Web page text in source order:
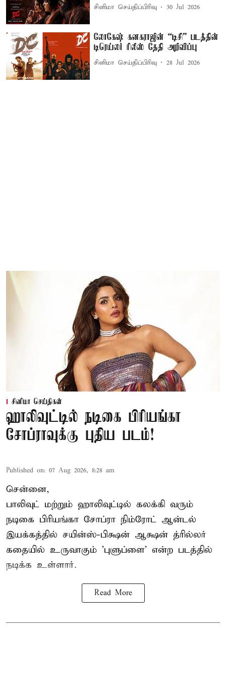
சினிமா செய்திப்பிரிவு 30 Jul 2026
லோகேஷ் கனகராஜின் “டிசி” படத்தின்
டிரெய்லர் ரிலீஸ் தேதி அறிவிப்பு
சினிமா செய்திப்பிரிவு 28 Jul 2026
சினிமா செய்திகள்
ஹாலிவுட்டில் நடிகை பிரியங்கா
சோப்ராவுக்கு புதிய படம்!
Published on: 07 Aug 2026, 8:28 am
சென்னை,
பாலிவுட் மற்றும் ஹாலிவுட்டில் கலக்கி வரும்
நடிகை பிரியங்கா சோப்ரா நிம்ரோட் ஆன்டல்
இயக்கத்தில் சயின்ஸ்-பிக்ஷன் ஆக்ஷன் த்ரில்லர்
கதையில் உருவாகும் 'புளுப்ளை' என்ற படத்தில்
நடிக்க உள்ளார்.
Read More